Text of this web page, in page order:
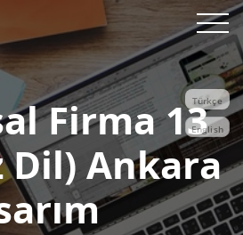
Türkçe
English
Firma 13
Dil) Ankara